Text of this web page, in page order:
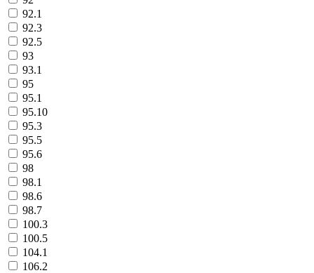
92.1
92.3
92.5
93
93.1
95
95.1
95.10
95.3
95.5
95.6
98
98.1
98.6
98.7
100.3
100.5
104.1
106.2